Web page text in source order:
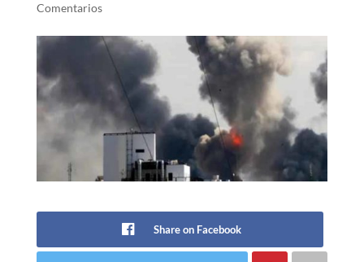
Comentarios
Share on Facebook